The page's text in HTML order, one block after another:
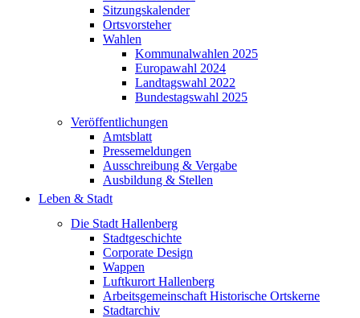
Sitzungskalender
Ortsvorsteher
Wahlen
Kommunalwahlen 2025
Europawahl 2024
Landtagswahl 2022
Bundestagswahl 2025
Veröffentlichungen
Amtsblatt
Pressemeldungen
Ausschreibung & Vergabe
Ausbildung & Stellen
Leben & Stadt
Die Stadt Hallenberg
Stadtgeschichte
Corporate Design
Wappen
Luftkurort Hallenberg
Arbeitsgemeinschaft Historische Ortskerne
Stadtarchiv